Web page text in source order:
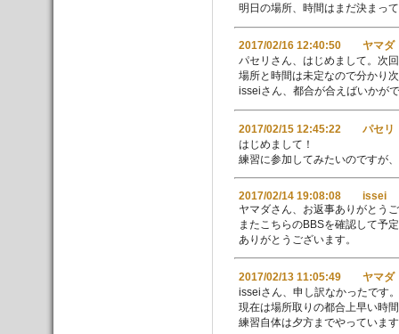
明日の場所、時間はまだ決まっ
2017/02/16 12:40:50 ヤマダ
パセリさん、はじめまして。次
場所と時間は未定なので分かり
isseiさん、都合が合えばいかが
2017/02/15 12:45:22 パセリ
はじめまして！
練習に参加してみたいのですが
2017/02/14 19:08:08 issei
ヤマダさん、お返事ありがとう
またこちらのBBSを確認して予
ありがとうございます。
2017/02/13 11:05:49 ヤマダ
isseiさん、申し訳なかったです。
現在は場所取りの都合上早い時
練習自体は夕方までやっていま